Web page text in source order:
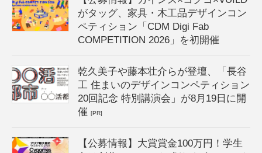
がタッグ、家具・木工品デザインコン
ペティション「CDM Digi Fab
COMPETITION 2026」を初開催
乾久美子や藤本壮介らが登壇、「長谷
工 住まいのデザインコンペティション
20回記念 特別講演会」が8月19日に開
催[PR]
【公募情報】大賞賞金100万円！学生